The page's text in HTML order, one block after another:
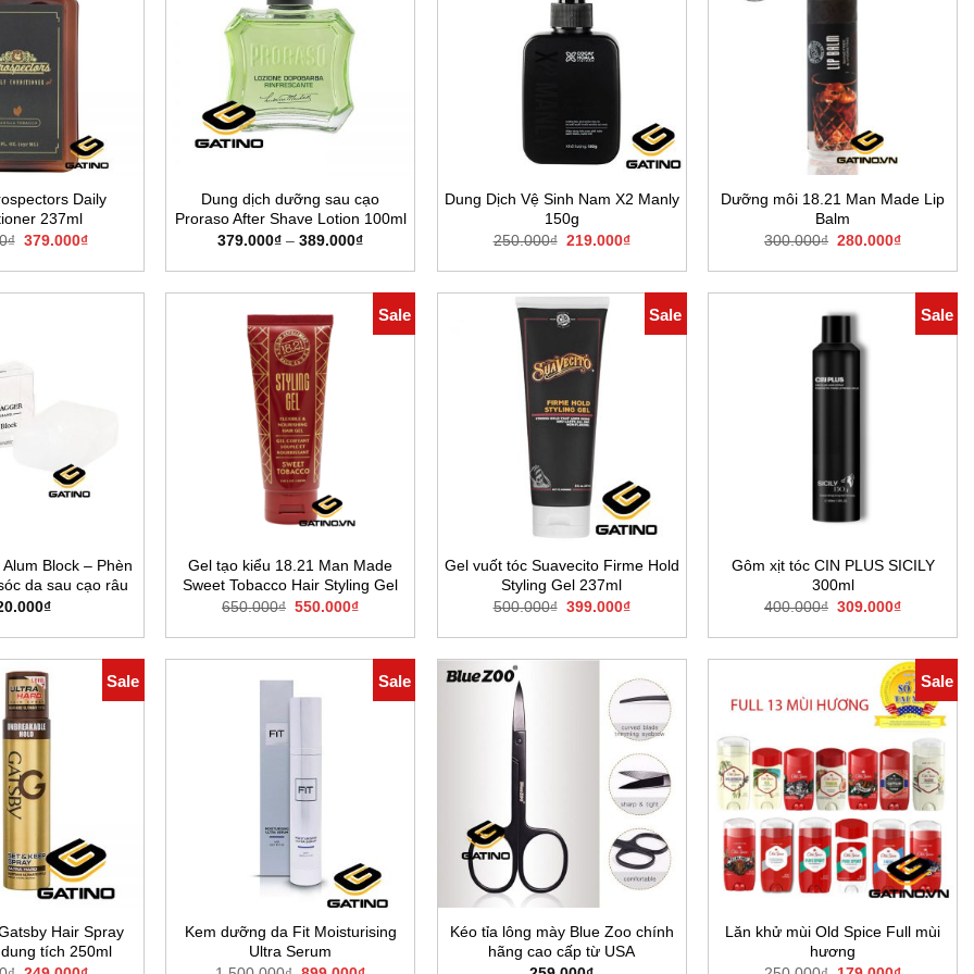
Daily
237ml
₫ Giá
là:
379.000₫Giá
tại
Dung dịch dưỡng sau cạo
Proraso After Shave Lotion 100ml
379.000₫ – 389.000₫Khoảng
từ
389.000₫
Dung Dịch Vệ Sinh Nam X2 Manly
150g
250.000₫ Giá
là:
219.000₫Giá
tại
Dưỡng môi 18.21 Man Made Lip
Balm
300.000₫ Giá
là:
280.000₫Giá
tại
Block – Phèn
da sau cạo râu
₫
Sale
Gel tạo kiểu 18.21 Man Made
Sweet Tobacco Hair Styling Gel
650.000₫ Giá
là:
550.000₫Giá
tại
Sale
Gel vuốt tóc Suavecito Firme Hold
Styling Gel 237ml
500.000₫ Giá
là:
399.000₫Giá
tại
Sale
Gôm xịt tóc CIN PLUS SICILY
300ml
400.000₫ Giá
là:
309.000₫Giá
tại
309.000₫.
Sale
Hair Spray
tích 250ml
Sale
Kem dưỡng da Fit Moisturising
Ultra Serum
Kéo tỉa lông mày Blue Zoo chính
hãng cao cấp từ USA
Sale
Lăn khử mùi Old Spice Full mùi
hương